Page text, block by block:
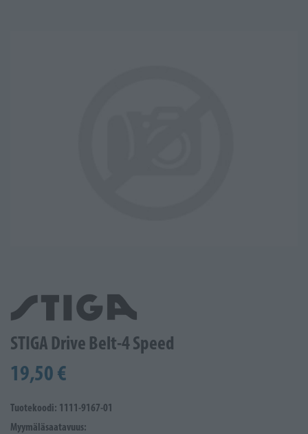
STIGA Drive Belt-4 Speed
19,50 €
Tuotekoodi: 1111-9167-01
Myymäläsaatavuus: